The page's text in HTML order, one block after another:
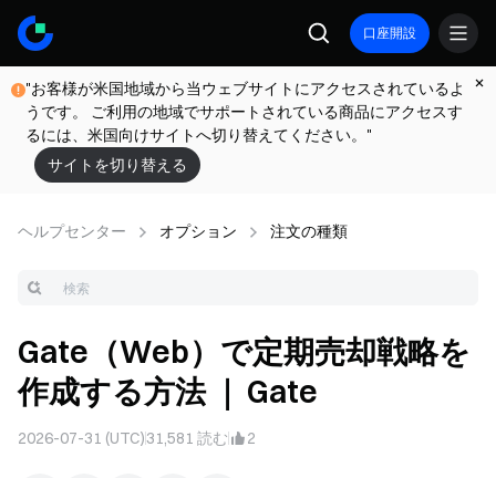
口座開設
"お客様が米国地域から当ウェブサイトにアクセスされているよ
うです。 ご利用の地域でサポートされている商品にアクセスす
るには、米国向けサイトへ切り替えてください。"
サイトを切り替える
ヘルプセンター オプション 注文の種類
Gate（Web）で定期売却戦略を
作成する方法 ｜ Gate
2026-07-31 (UTC)31,581 読む 2